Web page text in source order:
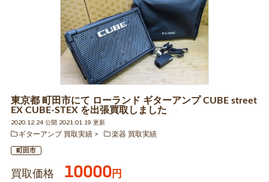
東京都 町田市にて ローランド ギターアンプ CUBE street
EX CUBE-STEX を出張買取しました
2020.12.24 公開 2021.01.19 更新
ギターアンプ 買取実績
楽器 買取実績
町田市
買取価格 10000円